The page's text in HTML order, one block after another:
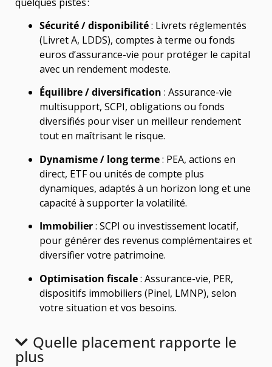
Sécurité / disponibilité: Livrets réglementés
(Livret A, LDDS), comptes à terme ou fonds
euros d’assurance-vie pour protéger le capital
avec un rendement modeste.
Équilibre / diversification : Assurance-vie
multisupport, SCPI, obligations ou fonds
diversifiés pour viser un meilleur rendement
tout en maîtrisant le risque.
Dynamisme / long terme: PEA, actions en
direct, ETF ou unités de compte plus
dynamiques, adaptés à un horizon long et une
capacité à supporter la volatilité.
Immobilier: SCPI ou investissement locatif,
pour générer des revenus complémentaires et
diversifier votre patrimoine.
Optimisation fiscale: Assurance-vie, PER,
dispositifs immobiliers (Pinel, LMNP), selon
votre situation et vos besoins.
Quelle placement rapporte le
plus